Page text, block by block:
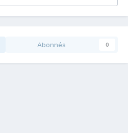
Abonnés 0